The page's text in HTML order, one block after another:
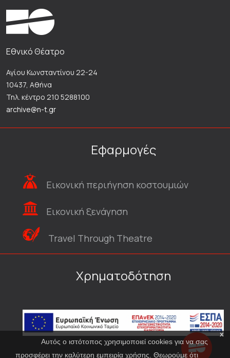
x
Αυτός ο ιστότοπος χρησιμοποιεί cookies για να σας
προσφέρει την καλύτερη εμπειρία χρήσης. Θεωρούμε ότι
Εθνικό Θέατρο
Αγίου Κωνσταντίνου 22-24
10437, Αθήνα
Τηλ. κέντρο 210 5288100
archive@n-t.gr
Εφαρμογές
Εικονική περιήγηση κοστουμιών
Εικονική ξενάγηση
Travel Through Theatre
Χρηματοδότηση